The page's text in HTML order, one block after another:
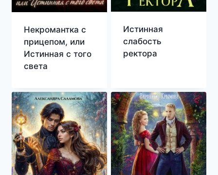
Некромантка с
прицепом, или
Истинная с того
света
Истинная
слабость
ректора